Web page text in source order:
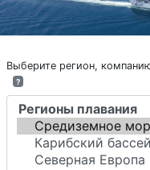
Выберите регион,
?